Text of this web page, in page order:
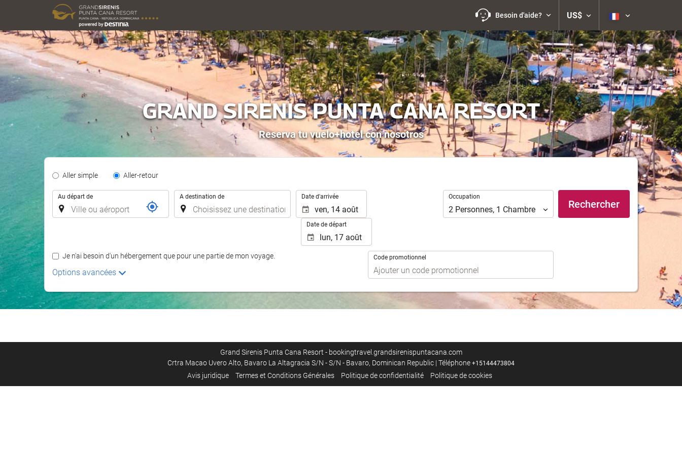
Besoin d'aide? US$
GRAND SIRENIS PUNTA CANA RESORT
Reserva tu vuelo+hotel con nosotros
Tipo
Trayecto
Aller simple Aller-retour
Trajet
Au départ de A destination de Date d'arrivée
Date de départ
Occupation
Occupation
2 Personnes, 1 Chambre
Code promotionnel
Je n'ai besoin d'un hébergement que pour une partie de mon voyage.
Options avancées
Rechercher
Grand Sirenis Punta Cana Resort - bookingtravel.grandsirenispuntacana.com
Crtra Macao Uvero Alto, Bavaro La Altagracia S/N - S/N - Bavaro, Dominican Republic | Téléphone +15144473804
Avis juridique Termes et Conditions Générales Politique de confidentialité Politique de cookies